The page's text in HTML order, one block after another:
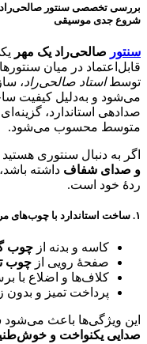
بررسی تخصصی سنتور صالحی‌راد
شروع جدی موسیقی
سنتور صالحی‌راد یک مهر
قابل‌اعتماد در میان
توسطاستاد صالحی‌راد،
می‌شود و به‌دلیل کیفیت
صدادهی استاندارد،
متوسط محسوب می‌شود.
اگر به دنبال سنتوری
و صدای شفاف داشته
ردهٔ خود است.
۱. ساخت استاندارد با چوب‌های مرغوب
کاسه و بدنه از چوب
صفحهٔ رویی از چوب
کلاف‌ها و اضلاع با
پرداخت تمیز و بدون
این ویژگی‌ها باعث می‌شود
صدایی یکنواخت و